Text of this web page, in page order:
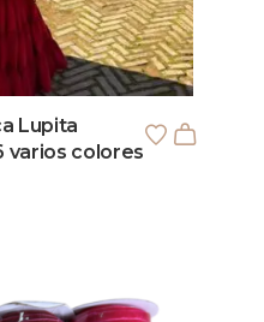
Lupita
varios colores